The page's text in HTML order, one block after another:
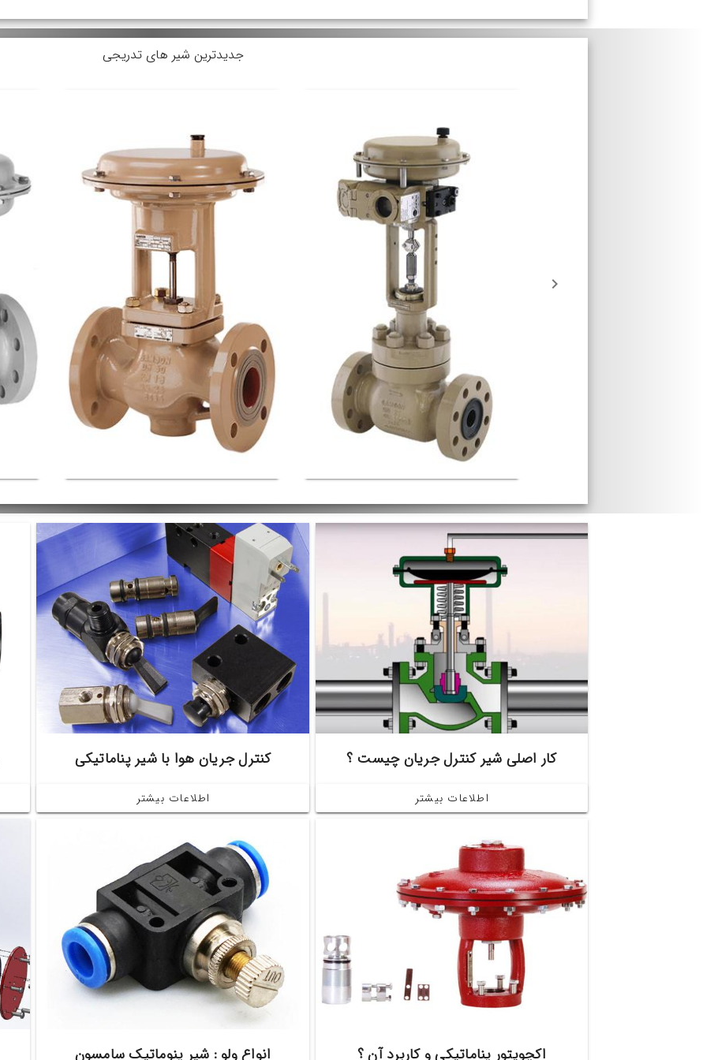
جدیدترین شیر های تدریجی
کنترل جریان هوا با شیر پناماتیکی
اطلاعات بیشتر
کار اصلی شیر کنترل جریان چیست ؟
اطلاعات بیشتر
انواع ولو : شیر پنوماتیک سامسون اکچویتور پناماتیکی و کاربرد آن ؟